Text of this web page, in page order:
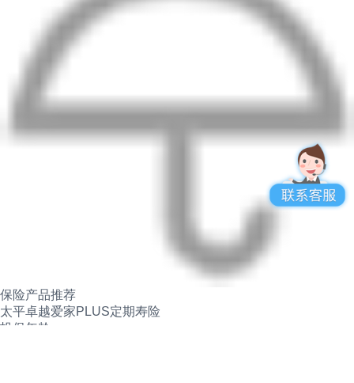
保险产品推荐
太平卓越爱家PLUS定期寿险
投保年龄